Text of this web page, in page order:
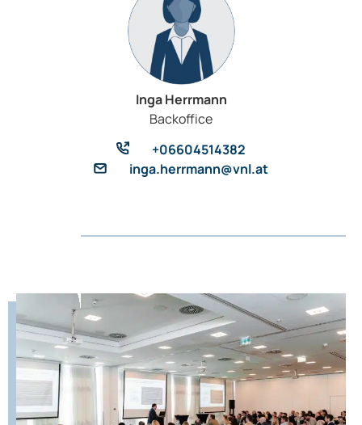
Inga Herrmann
Backoffice
+06604514382
inga.herrmann@vnl.at